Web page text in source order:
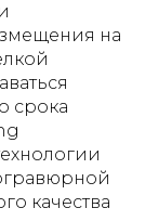
на
срока
качества